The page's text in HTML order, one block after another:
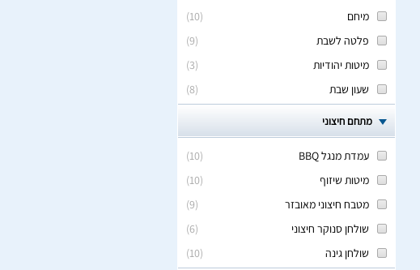
(
10
)
מיחם
(
9
)
פלטה לשבת
(
3
)
מיטות יהודיות
(
8
) שעון שבת
מתחם חיצוני
(
10
)
עמדת מנגל BBQ
(
10
)
מיטות שיזוף
(
9
)
מטבח חיצוני מאובזר
(
6
)
שולחן סנוקר חיצוני
(
10
) שולחן גינה